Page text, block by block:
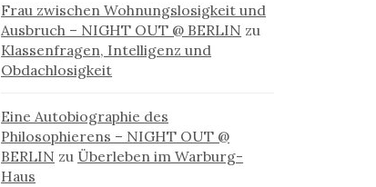
Frau zwischen Wohnungslosigkeit und
Ausbruch – NIGHT OUT @ BERLIN zu
Klassenfragen, Intelligenz und
Obdachlosigkeit
Eine Autobiographie des
Philosophierens – NIGHT OUT @
BERLIN zu Überleben im Warburg-
Haus